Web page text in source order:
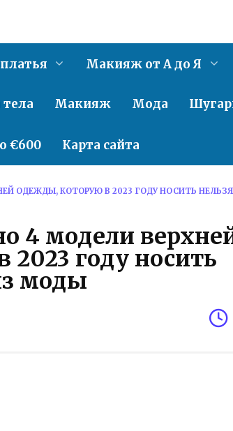
Макияж от А до Я
тела Макияж Мода
€600 Карта сайта
ОДЕЖДЫ, КОТОРУЮ В 2023 ГОДУ НОСИТЬ
4 модели
году носить
моды